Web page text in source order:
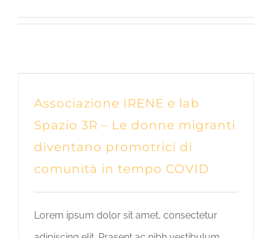
Associazione IRENE e lab
Spazio 3R – Le donne migranti
diventano promotrici di
comunità in tempo COVID
Lorem ipsum dolor sit amet, consectetur